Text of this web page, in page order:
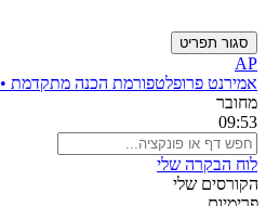
סגור תפריט
AP
אמירנט פרופלטפורמת הכנה מתקדמת • AI
מחובר
09:53
לוח הבקרה שלי
הקורסים שלי